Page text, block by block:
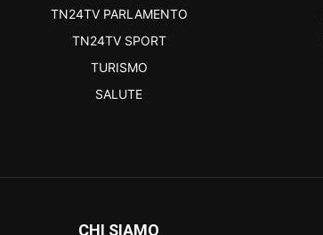
TN24TV PARLAMENTO
TN24TV SPORT
TURISMO
SALUTE
CHI SIAMO